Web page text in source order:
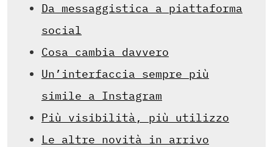
Da messaggistica a piattaforma
social
Cosa cambia davvero
Un’interfaccia sempre più
simile a Instagram
Più visibilità, più utilizzo
Le altre novità in arrivo